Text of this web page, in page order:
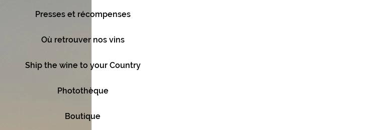
Presses et récompenses
Où retrouver nos vins
Ship the wine to your Country
Photothèque
Boutique